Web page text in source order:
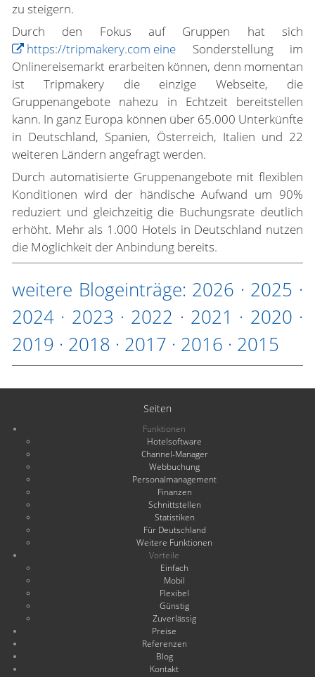
zu steigern.
Durch den Fokus auf Gruppen hat sich
https://tripmakery.com eine Sonderstellung im
Onlinereisemarkt erarbeiten können, denn momentan
ist Tripmakery die einzige Webseite, die
Gruppenangebote nahezu in Echtzeit bereitstellen
kann. In ganz Europa können über 65.000 Unterkünfte
in Deutschland, Spanien, Österreich, Italien und 22
weiteren Ländern angefragt werden.
Durch automatisierte Gruppenangebote mit flexiblen
Konditionen wird der händische Aufwand um 90%
reduziert und gleichzeitig die Buchungsrate deutlich
erhöht. Mehr als 1.000 Hotels in Deutschland nutzen
die Möglichkeit der Anbindung bereits.
weitere Blogeinträge: 2026 · 2025 ·
2024 · 2023 · 2022 · 2021 · 2020 ·
2019 · 2018 · 2017 · 2016 · 2015
Seiten
Funktionen
Hotelsoftware
Channel-Manager
Webbuchung
Personalmanagement
Finanzen
Schnittstellen
Statistiken
Für Deutschland
Weitere Funktionen
Vorteile
Einfach
Mobil
Flexibel
Günstig
Zuverlässig
Preise
Referenzen
Blog
Kontakt